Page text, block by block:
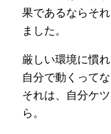
果であるならそ
ました。
厳しい環境に慣れ
自分で動くって
それは、自分ケ
ら。